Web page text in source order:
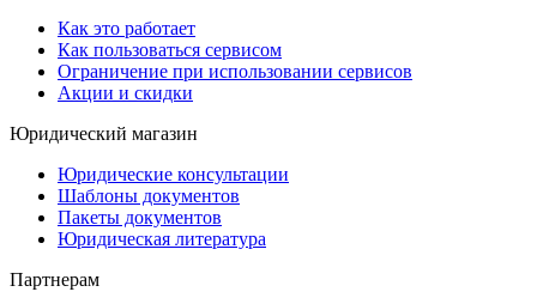
Как это работает
Как пользоваться сервисом
Ограничение при использовании сервисов
Акции и скидки
Юридический магазин
Юридические консультации
Шаблоны документов
Пакеты документов
Юридическая литература
Партнерам